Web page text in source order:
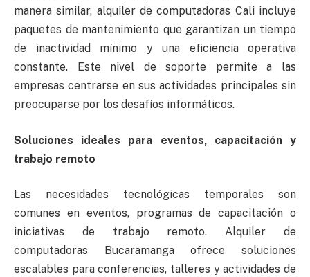
manera similar, alquiler de computadoras Cali incluye
paquetes de mantenimiento que garantizan un tiempo
de inactividad mínimo y una eficiencia operativa
constante. Este nivel de soporte permite a las
empresas centrarse en sus actividades principales sin
preocuparse por los desafíos informáticos.
Soluciones ideales para eventos, capacitación y
trabajo remoto
Las necesidades tecnológicas temporales son
comunes en eventos, programas de capacitación o
iniciativas de trabajo remoto. Alquiler de
computadoras Bucaramanga ofrece soluciones
escalables para conferencias, talleres y actividades de